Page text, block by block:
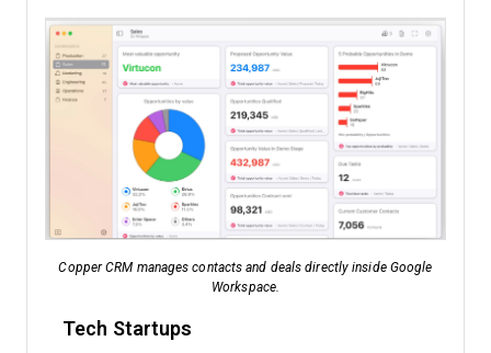
Copper CRM manages contacts and deals directly inside Google
Workspace.
Tech Startups